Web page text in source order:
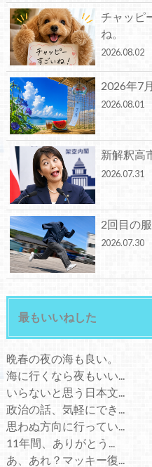
チャッピ
ね。
2026.08.02
2026年7
2026.08.01
新解釈高
2026.07.31
2回目の
2026.07.30
最もいいねした
晩春の夜の海も良い。
海に行くなら夜もいい...
いらないと思う日本文...
政治の話、気軽にでき...
思わぬ方向に行ってい...
11年間、ありがとう...
あ、あれ？マッキー復...